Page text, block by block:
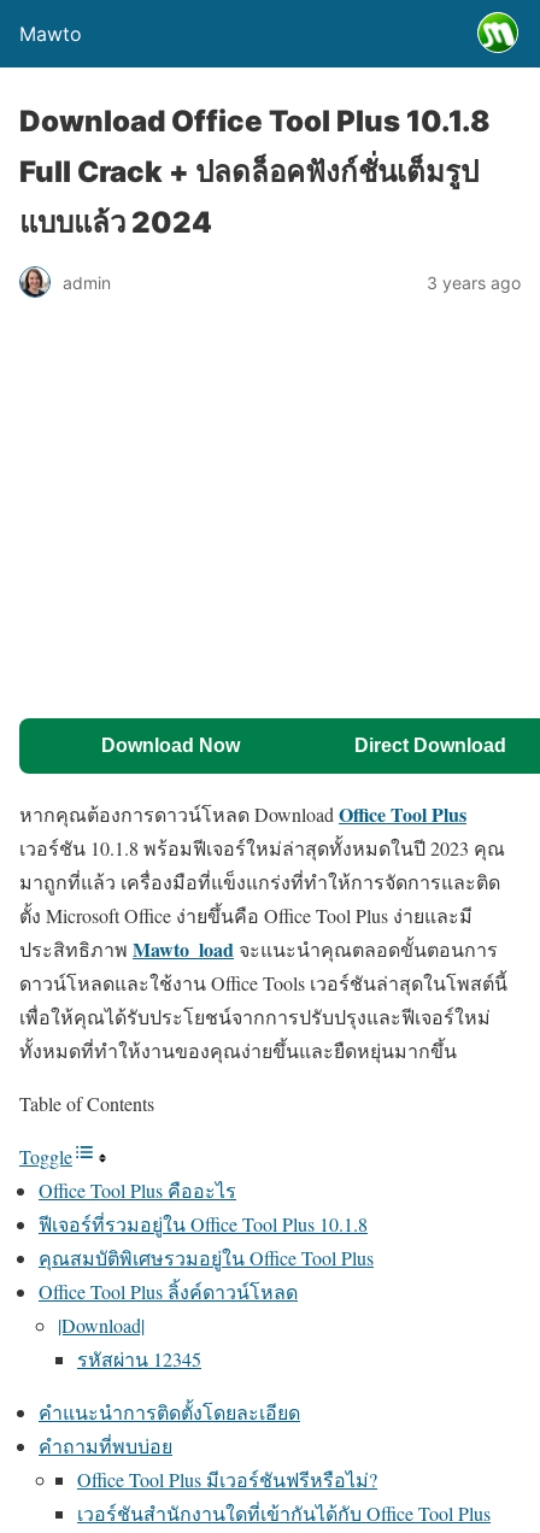
Mawto
Download Office Tool Plus 10.1.8
Full Crack + ปลดล็อคฟังก์ชั่นเต็มรูป
แบบแล้ว 2024
admin 3 years ago
Download Now Direct Download
หากคุณต้องการดาวน์โหลด Download Office Tool Plus
เวอร์ชัน 10.1.8 พร้อมฟีเจอร์ใหม่ล่าสุดทั้งหมดในปี 2023 คุณ
มาถูกที่แล้ว เครื่องมือที่แข็งแกร่งที่ทำให้การจัดการและติด
ตั้ง Microsoft Office ง่ายขึ้นคือ Office Tool Plus ง่ายและมี
ประสิทธิภาพ Mawto_load จะแนะนำคุณตลอดขั้นตอนการ
ดาวน์โหลดและใช้งาน Office Tools เวอร์ชันล่าสุดในโพสต์นี้
เพื่อให้คุณได้รับประโยชน์จากการปรับปรุงและฟีเจอร์ใหม่
ทั้งหมดที่ทำให้งานของคุณง่ายขึ้นและยืดหยุ่นมากขึ้น
Table of Contents
Toggle
Office Tool Plus คืออะไร
ฟีเจอร์ที่รวมอยู่ใน Office Tool Plus 10.1.8
คุณสมบัติพิเศษรวมอยู่ใน Office Tool Plus
Office Tool Plus ลิ้งค์ดาวน์โหลด
|Download|
รหัสผ่าน 12345
คำแนะนำการติดตั้งโดยละเอียด
คำถามที่พบบ่อย
Office Tool Plus มีเวอร์ชันฟรีหรือไม่?
เวอร์ชันสำนักงานใดที่เข้ากันได้กับ Office Tool Plus